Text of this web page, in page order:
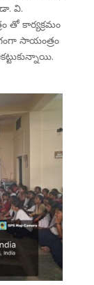
వి.
తో కార్యక్రమం
సాయంత్రం